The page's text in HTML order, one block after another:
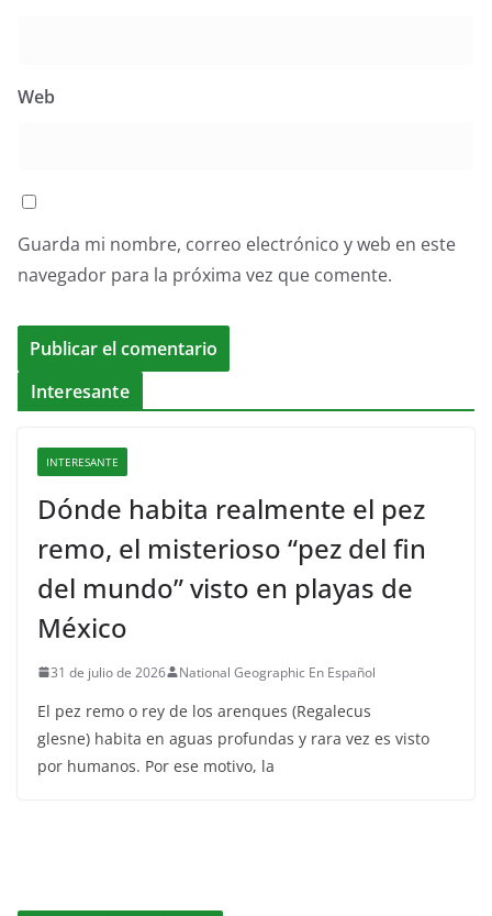
Web
Guarda mi nombre, correo electrónico y web en este
navegador para la próxima vez que comente.
Interesante
INTERESANTE
Dónde habita realmente el pez
remo, el misterioso “pez del fin
del mundo” visto en playas de
México
31 de julio de 2026 National Geographic En Español
El pez remo o rey de los arenques (Regalecus
glesne) habita en aguas profundas y rara vez es visto
por humanos. Por ese motivo, la